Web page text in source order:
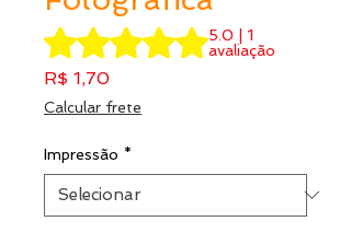
A classificação é 5.0 de 5 estrelas
5.0 | 1
avaliação
R$ 1,70Preço
Calcular frete
Impressão *